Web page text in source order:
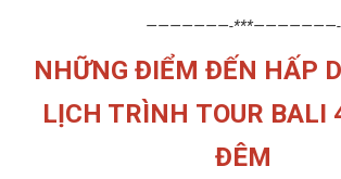
———————-***———————-
NHỮNG ĐIỂM ĐẾN HẤP
LỊCH TRÌNH TOUR BALI
ĐÊM